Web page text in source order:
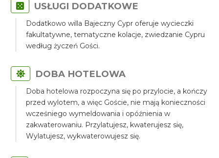
USŁUGI DODATKOWE
Dodatkowo willa Bajeczny Cypr oferuje wycieczki
fakultatywne, tematyczne kolacje, zwiedzanie Cypru
według życzeń Gości.
DOBA HOTELOWA
Doba hotelowa rozpoczyna się po przylocie, a kończy
przed wylotem, a więc Goście, nie mają konieczności
wcześniego wymeldowania i opóźnienia w
zakwaterowaniu. Przylatujesz, kwaterujesz się,
Wylatujesz, wykwaterowujesz się.